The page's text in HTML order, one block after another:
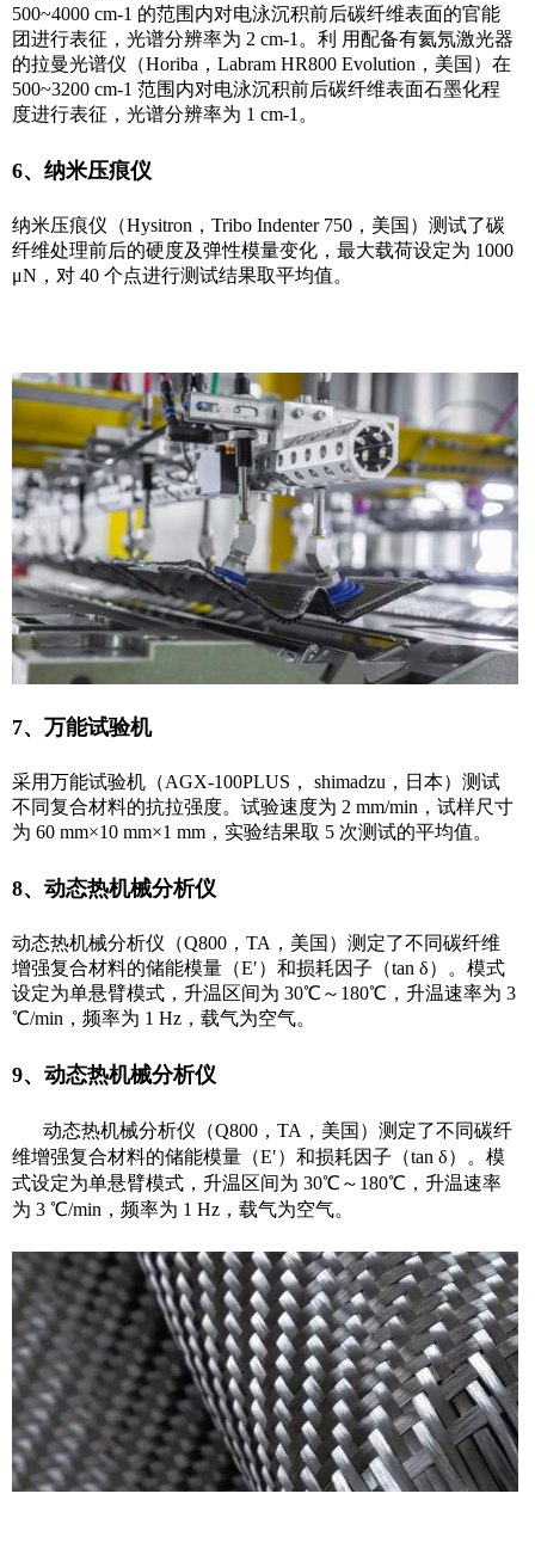
500~4000 cm-1 的范围内对电泳沉积前后碳纤维表面的官能
团进行表征，光谱分辨率为 2 cm-1。利 用配备有氦氖激光器
的拉曼光谱仪（Horiba，Labram HR800 Evolution，美国）在
500~3200 cm-1 范围内对电泳沉积前后碳纤维表面石墨化程
度进行表征，光谱分辨率为 1 cm-1。
6、纳米压痕仪
纳米压痕仪（Hysitron，Tribo Indenter 750，美国）测试了碳
纤维处理前后的硬度及弹性模量变化，最大载荷设定为 1000
μN，对 40 个点进行测试结果取平均值。
7、万能试验机
采用万能试验机（AGX-100PLUS， shimadzu，日本）测试
不同复合材料的抗拉强度。试验速度为 2 mm/min，试样尺寸
为 60 mm×10 mm×1 mm，实验结果取 5 次测试的平均值。
8、动态热机械分析仪
动态热机械分析仪（Q800，TA，美国）测定了不同碳纤维
增强复合材料的储能模量（E′）和损耗因子（tan δ）。模式
设定为单悬臂模式，升温区间为 30℃～180℃，升温速率为 3
℃/min，频率为 1 Hz，载气为空气。
9、动态热机械分析仪
动态热机械分析仪（Q800，TA，美国）测定了不同碳纤
维增强复合材料的储能模量（E′）和损耗因子（tan δ）。模
式设定为单悬臂模式，升温区间为 30℃～180℃，升温速率
为 3 ℃/min，频率为 1 Hz，载气为空气。